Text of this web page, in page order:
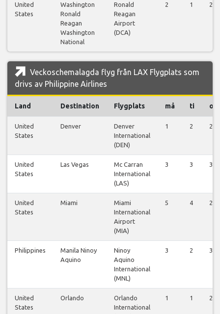
United
States
Washington
Ronald
Reagan
Washington
National
Ronald
Reagan
Airport
(DCA)
2 1 2
Veckoschemalagda flyg från LAX Flygplats som
drivs av Philippine Airlines
Land Destination Flygplats må ti on
United
States
Denver
Denver
International
(DEN)
1 2 2
United
States
Las Vegas
Mc Carran
International
(LAS)
3 3 3
United
States
Miami
Miami
International
Airport
(MIA)
5 4 2
Philippines
Manila Ninoy
Aquino
Ninoy
Aquino
International
(MNL)
3 2 3
United
States
Orlando
Orlando
International
1 1 2